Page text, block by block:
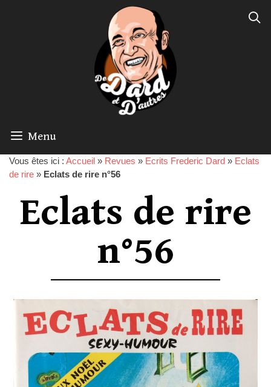
Menu
Vous êtes ici : Accueil » Revues » Ecrits Frederic Dard » Eclats
de rire » Eclats de rire n°56
Eclats de rire
n°56